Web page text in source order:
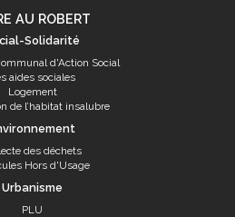
AU ROBERT
Solidarité
d'Action Social
aides sociales
Logement
de l’habitat insalubre
des déchets
Hors d'Usage
Urbanisme
PLU